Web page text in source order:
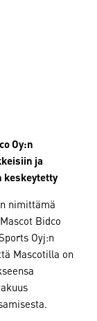
Oy:n
ja
keskeytetty
nimittämä
Bidco
Oyj:n
Mascotilla on